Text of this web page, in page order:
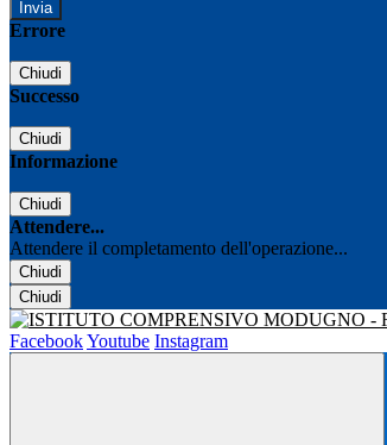
Errore
Chiudi
Successo
Chiudi
Informazione
Chiudi
Attendere...
Attendere il completamento dell'operazione...
Chiudi
Chiudi
FacebookYoutube Instagram